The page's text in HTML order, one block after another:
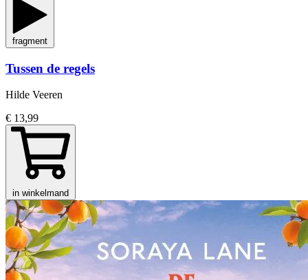
fragment
Tussen de regels
Hilde Veeren
€ 13,99
in winkelmand